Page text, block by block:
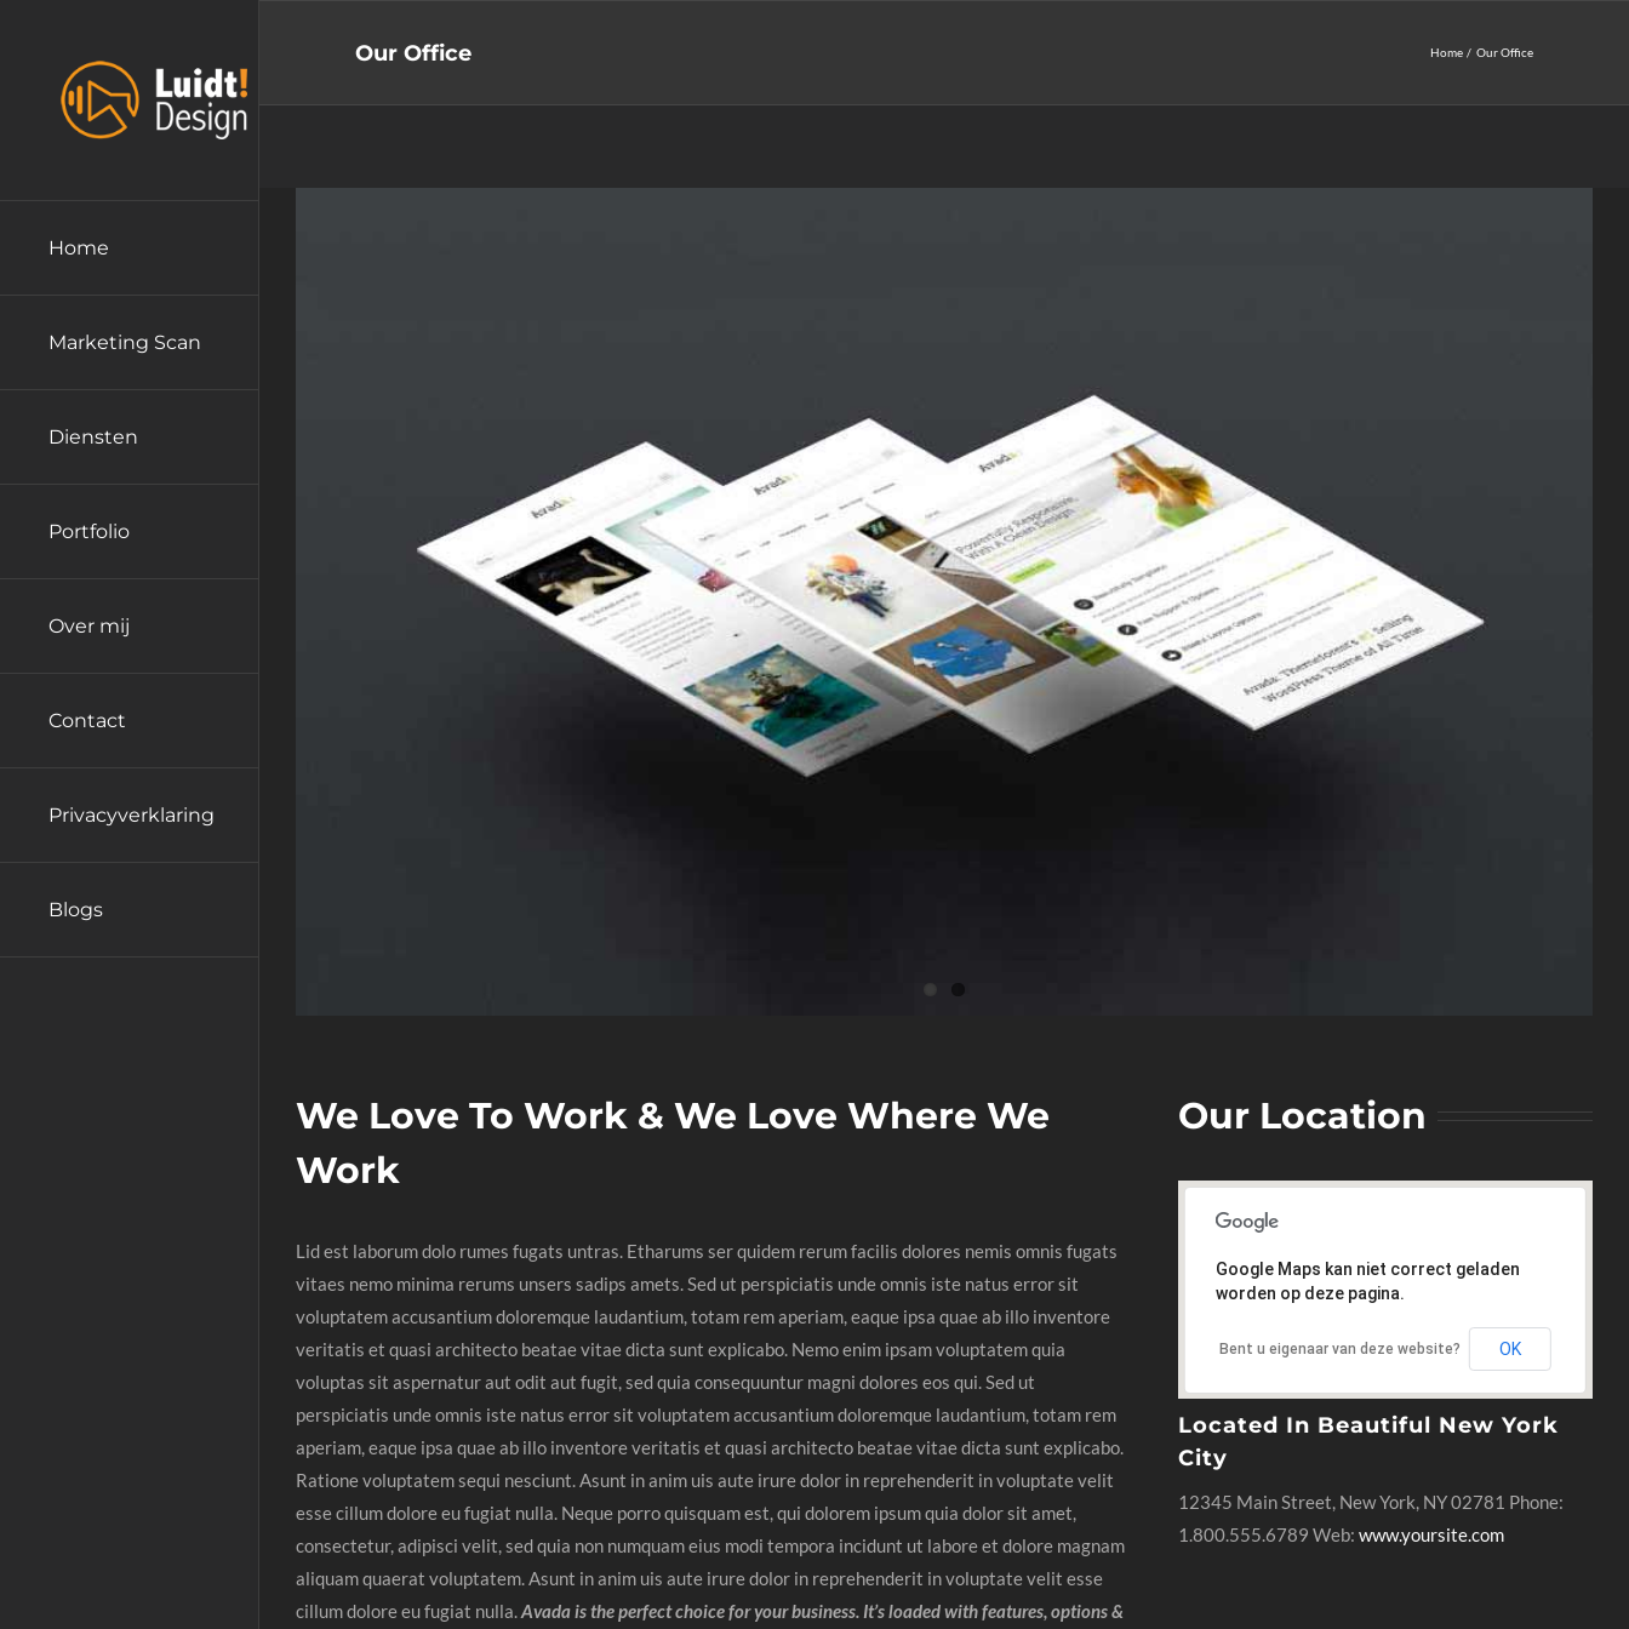
Home
Marketing Scan
Diensten
Portfolio
Over mij
Contact
Privacyverklaring
Blogs
Our Office Home Our Office
We Love To Work & We Love Where We
Work
Lid est laborum dolo rumes fugats untras. Etharums ser quidem rerum facilis dolores nemis omnis fugats
vitaes nemo minima rerums unsers sadips amets. Sed ut perspiciatis unde omnis iste natus error sit
voluptatem accusantium doloremque laudantium, totam rem aperiam, eaque ipsa quae ab illo inventore
veritatis et quasi architecto beatae vitae dicta sunt explicabo. Nemo enim ipsam voluptatem quia
voluptas sit aspernatur aut odit aut fugit, sed quia consequuntur magni dolores eos qui. Sed ut
perspiciatis unde omnis iste natus error sit voluptatem accusantium doloremque laudantium, totam rem
aperiam, eaque ipsa quae ab illo inventore veritatis et quasi architecto beatae vitae dicta sunt explicabo.
Ratione voluptatem sequi nesciunt. Asunt in anim uis aute irure dolor in reprehenderit in voluptate velit
esse cillum dolore eu fugiat nulla. Neque porro quisquam est, qui dolorem ipsum quia dolor sit amet,
consectetur, adipisci velit, sed quia non numquam eius modi tempora incidunt ut labore et dolore magnam
aliquam quaerat voluptatem. Asunt in anim uis aute irure dolor in reprehenderit in voluptate velit esse
cillum dolore eu fugiat nulla.Avada is the perfect choice for your business. It’s loaded with features, options &
Our Location
Google Maps kan niet correct geladen
worden op deze pagina.
Bent u eigenaar van deze website? OK
Located In Beautiful New York
City
12345 Main Street, New York, NY 02781 Phone:
1.800.555.6789 Web: www.yoursite.com